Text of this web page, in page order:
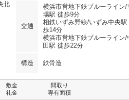
北
交通
横浜市営地下鉄ブルーライン/
場駅 徒歩9分
相鉄いずみ野線/いずみ中央駅
歩14分
横浜市営地下鉄ブルーライン/
田駅 徒歩22分
構造 鉄骨造
敷金
礼金
間取り
専有面積